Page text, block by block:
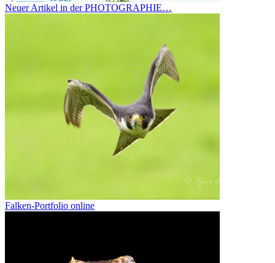
Neuer Artikel in der PHOTOGRAPHIE…
Falken-Portfolio online